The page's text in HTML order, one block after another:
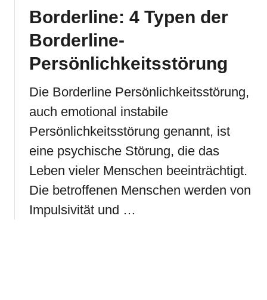
Borderline: 4 Typen der
Borderline-
Persönlichkeitsstörung
Die Borderline Persönlichkeitsstörung,
auch emotional instabile
Persönlichkeitsstörung genannt, ist
eine psychische Störung, die das
Leben vieler Menschen beeinträchtigt.
Die betroffenen Menschen werden von
Impulsivität und …